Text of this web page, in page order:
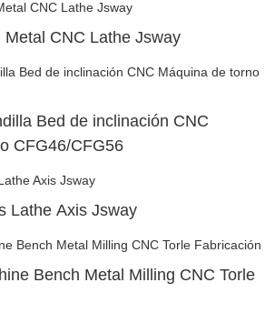
Metal CNC Lathe Jsway
Bed de inclinación CNC
CFG46/CFG56
Lathe Axis Jsway
Bench Metal Milling CNC Torle